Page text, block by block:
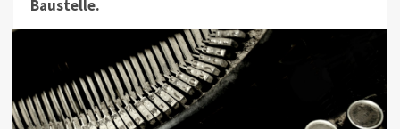
Baustelle.